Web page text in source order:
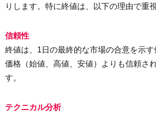
りします。特に終値は、以下の理由で重
信頼性
終値は、1日の最終的な市場の合意を示
価格（始値、高値、安値）よりも信頼さ
す。
テクニカル分析